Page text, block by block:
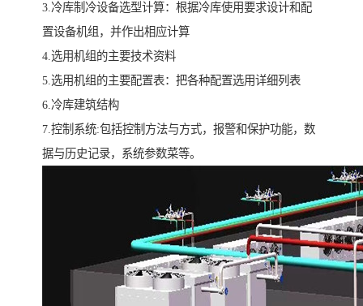
3.冷库制冷设备选型计算：根据冷库使用要求设计和配
置设备机组，并作出相应计算
4.选用机组的主要技术资料
5.选用机组的主要配置表：把各种配置选用详细列表
6.冷库建筑结构
7.控制系统:包括控制方法与方式，报警和保护功能，数
据与历史记录，系统参数菜等。